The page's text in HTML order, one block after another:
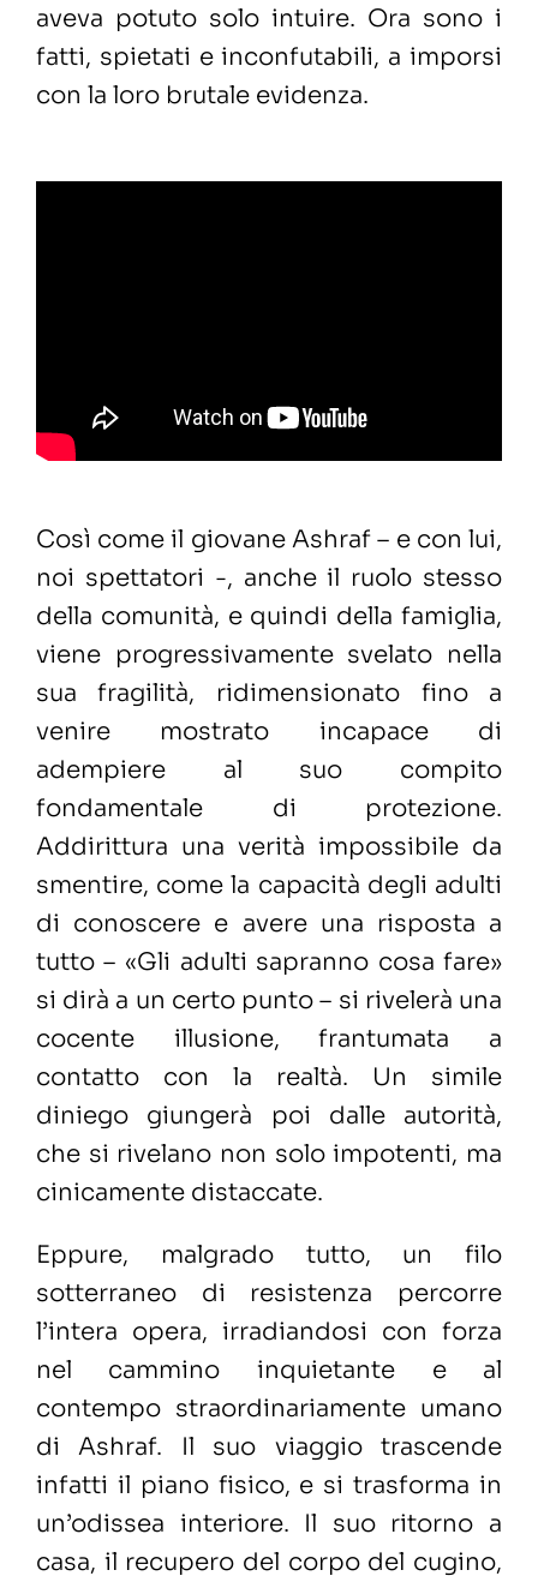
aveva potuto solo intuire. Ora sono i
fatti, spietati e inconfutabili, a imporsi
con la loro brutale evidenza.
Così come il giovane Ashraf – e con lui,
noi spettatori -, anche il ruolo stesso
della comunità, e quindi della famiglia,
viene progressivamente svelato nella
sua fragilità, ridimensionato fino a
venire mostrato incapace di
adempiere al suo compito
fondamentale di protezione.
Addirittura una verità impossibile da
smentire, come la capacità degli adulti
di conoscere e avere una risposta a
tutto – «Gli adulti sapranno cosa fare»
si dirà a un certo punto – si rivelerà una
cocente illusione, frantumata a
contatto con la realtà. Un simile
diniego giungerà poi dalle autorità,
che si rivelano non solo impotenti, ma
cinicamente distaccate.
Eppure, malgrado tutto, un filo
sotterraneo di resistenza percorre
l’intera opera, irradiandosi con forza
nel cammino inquietante e al
contempo straordinariamente umano
di Ashraf. Il suo viaggio trascende
infatti il piano fisico, e si trasforma in
un’odissea interiore. Il suo ritorno a
casa, il recupero del corpo del cugino,